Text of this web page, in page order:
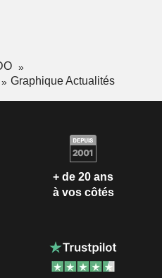
Graphique Actualités
+ de 20 ans
à vos côtés